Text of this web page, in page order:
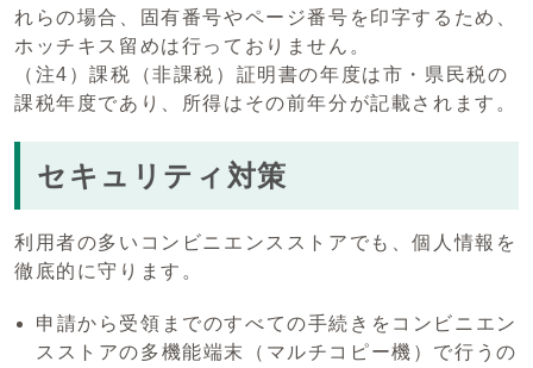
れらの場合、固有番号やページ番号を印字するため、
ホッチキス留めは行っておりません。
（注4）課税（非課税）証明書の年度は市・県民税の
課税年度であり、所得はその前年分が記載されます。
セキュリティ対策
利用者の多いコンビニエンスストアでも、個人情報を
徹底的に守ります。
申請から受領までのすべての手続きをコンビニエン
スストアの多機能端末（マルチコピー機）で行うの